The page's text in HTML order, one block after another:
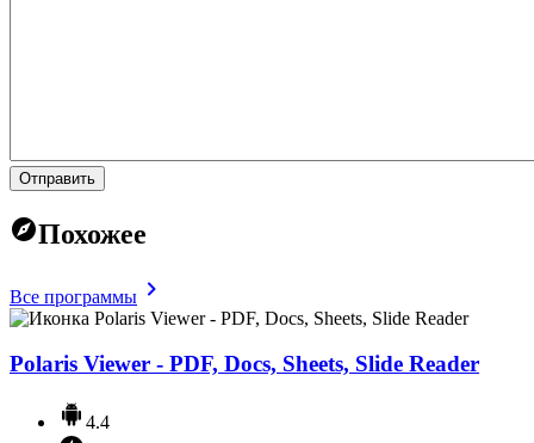
Отправить
Похожее
Все программы
Polaris Viewer - PDF, Docs, Sheets, Slide Reader
4.4